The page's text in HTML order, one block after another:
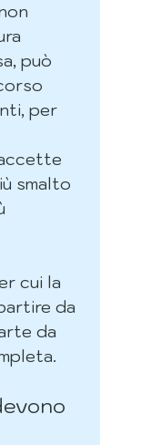
può
per
smalto
cui la
da
da